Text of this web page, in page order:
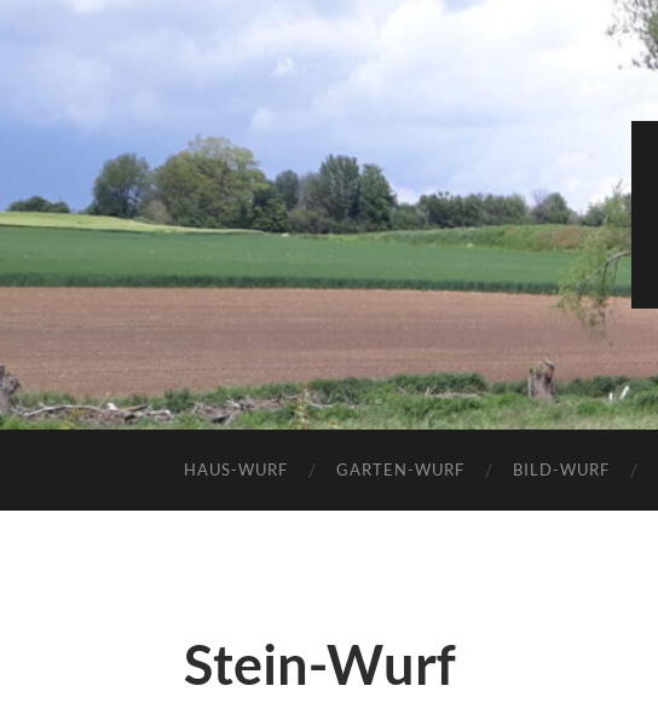
HAUS-WURF GARTEN-WURF BILD-WURF
Stein-Wurf